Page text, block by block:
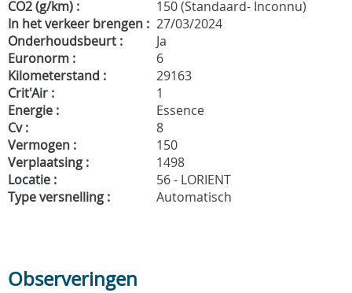
CO2 (g/km) :
150 (Standaard- Inconnu)
In het verkeer brengen : 27/03/2024
Onderhoudsbeurt :
Ja
Euronorm :
6
Kilometerstand :
29163
Crit'Air :
1
Energie :
Essence
Cv :
8
Vermogen :
150
Verplaatsing :
1498
Locatie :
56 - LORIENT
Type versnelling :
Automatisch
Observeringen